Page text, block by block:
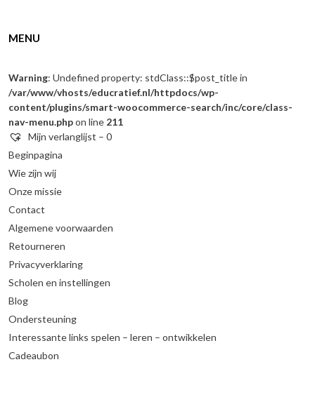
MENU
Warning: Undefined property: stdClass::$post_title in
/var/www/vhosts/educratief.nl/httpdocs/wp-
content/plugins/smart-woocommerce-search/inc/core/class-
nav-menu.phpon line 211
Mijn verlanglijst – 0
Beginpagina
Wie zijn wij
Onze missie
Contact
Algemene voorwaarden
Retourneren
Privacyverklaring
Scholen en instellingen
Blog
Ondersteuning
Interessante links spelen – leren – ontwikkelen
Cadeaubon